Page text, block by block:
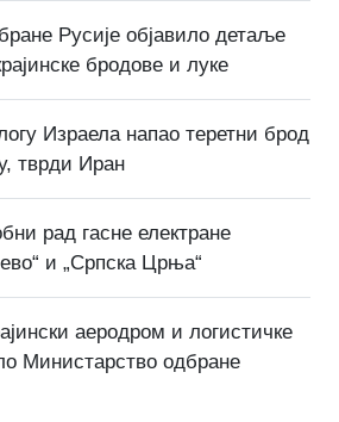
Русије објавило детаље
бродове и луке
Израела напао теретни брод
тврди Иран
рад гасне електране
и „Српска Црња“
аеродром и логистичке
Министарство одбране